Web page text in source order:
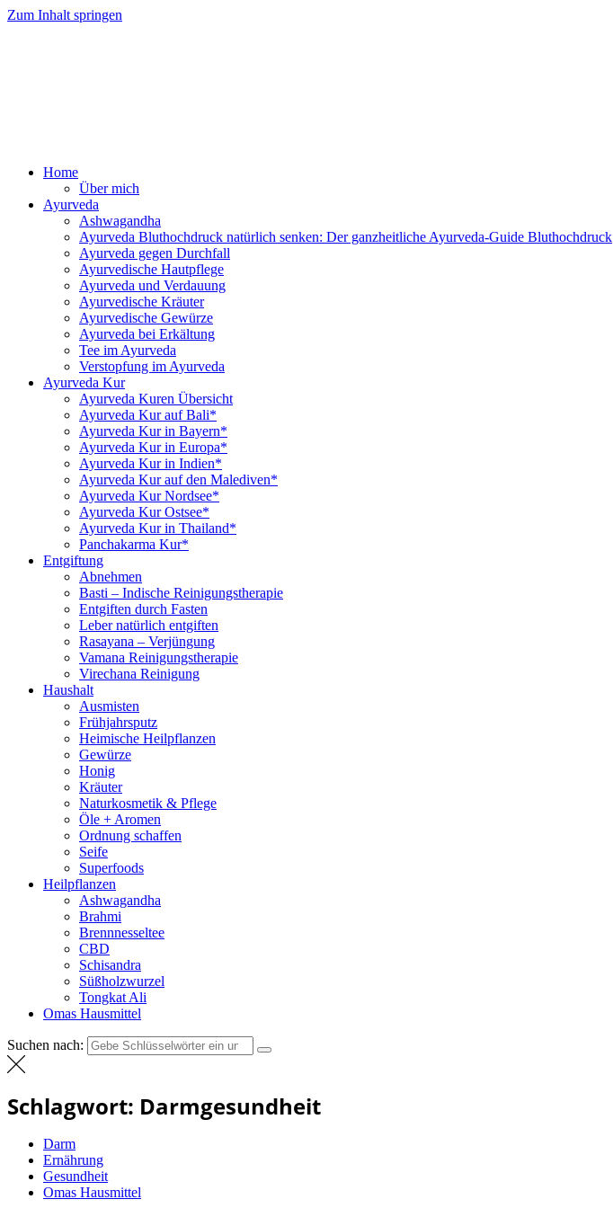
Zum Inhalt springen
Home
Über mich
Ayurveda
Ashwagandha
Ayurveda Bluthochdruck natürlich senken: Der ganzheitliche Ayurveda-Guide Bluthochdruck
Ayurveda gegen Durchfall
Ayurvedische Hautpflege
Ayurveda und Verdauung
Ayurvedische Kräuter
Ayurvedische Gewürze
Ayurveda bei Erkältung
Tee im Ayurveda
Verstopfung im Ayurveda
Ayurveda Kur
Ayurveda Kuren Übersicht
Ayurveda Kur auf Bali*
Ayurveda Kur in Bayern*
Ayurveda Kur in Europa*
Ayurveda Kur in Indien*
Ayurveda Kur auf den Malediven*
Ayurveda Kur Nordsee*
Ayurveda Kur Ostsee*
Ayurveda Kur in Thailand*
Panchakarma Kur*
Entgiftung
Abnehmen
Basti – Indische Reinigungstherapie
Entgiften durch Fasten
Leber natürlich entgiften
Rasayana – Verjüngung
Vamana Reinigungstherapie
Virechana Reinigung
Haushalt
Ausmisten
Frühjahrsputz
Heimische Heilpflanzen
Gewürze
Honig
Kräuter
Naturkosmetik & Pflege
Öle + Aromen
Ordnung schaffen
Seife
Superfoods
Heilpflanzen
Ashwagandha
Brahmi
Brennnesseltee
CBD
Schisandra
Süßholzwurzel
Tongkat Ali
Omas Hausmittel
Suchen nach:
Schlagwort: Darmgesundheit
Darm
Ernährung
Gesundheit
Omas Hausmittel